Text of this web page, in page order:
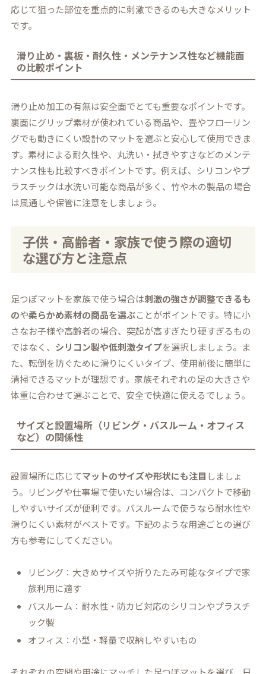
応じて狙った部位を重点的に刺激できるのも大きなメリット
です。
滑り止め・裏板・耐久性・メンテナンス性など機能面
の比較ポイント
滑り止め加工の有無は安全面でとても重要なポイントです。
裏面にグリップ素材が使われている商品や、畳やフローリン
グでも動きにくい設計のマットを選ぶと安心して使用できま
す。素材による耐久性や、丸洗い・拭きやすさなどのメンテ
ナンス性も比較すべきポイントです。例えば、シリコンやプ
ラスチックは水洗い可能な商品が多く、竹や木の製品の場合
は風通しや保管に注意をしましょう。
子供・高齢者・家族で使う際の適切
な選び方と注意点
足つぼマットを家族で使う場合は刺激の強さが調整できるも
のや柔らかめ素材の商品を選ぶことがポイントです。特に小
さなお子様や高齢者の場合、突起が高すぎたり硬すぎるもの
ではなく、 シリコン製や低刺激タイプを選択しましょう。ま
た、転倒を防ぐために滑りにくいタイプ、使用前後に簡単に
清掃できるマットが理想です。家族それぞれの足の大きさや
体重に合わせて選ぶことで、安全で快適に使えるでしょう。
サイズと設置場所（リビング・バスルーム・オフィス
など）の関係性
設置場所に応じてマットのサイズや形状にも注目 しましょ
う。リビングや仕事場で使いたい場合は、コンパクトで移動
しやすいサイズが便利です。バスルームで使うなら耐水性や
滑りにくい素材がベストです。下記のような用途ごとの選び
方も参考にしてください。
リビング：大きめサイズや折りたたみ可能なタイプで家
族利用に適す
バスルーム：耐水性・防カビ対応のシリコンやプラスチ
ック製
オフィス：小型・軽量で収納しやすいもの